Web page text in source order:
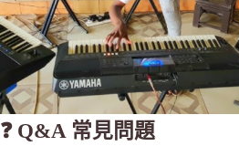
❓ Q&A 常見問題